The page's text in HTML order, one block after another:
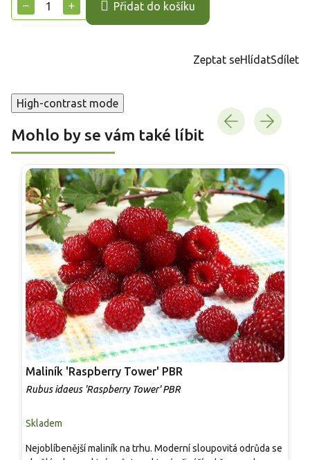
+
− Přidat do košíku
Zeptat seHlídatSdílet
High-contrast mode
Mohlo by se vám také líbit
Maliník 'Raspberry Tower' PBR
Rubus idaeus 'Raspberry Tower' PBR
Skladem
Nejoblíbenější maliník na trhu. Moderní sloupovitá odrůda se